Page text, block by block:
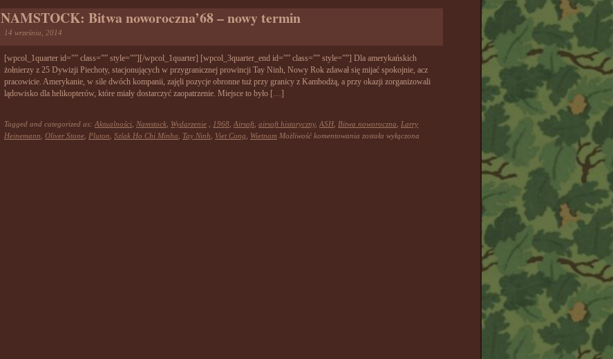
podsumowanie
NAMSTOCK: Bitwa noworoczna’68 – nowy termin
14 września, 2014
[wpcol_1quarter id=”” class=”” style=””][/wpcol_1quarter] [wpcol_3quarter_end id=”” class=”” style=””] Dla amerykańskich
żołnierzy z 25 Dywizji Piechoty, stacjonujących w przygranicznej prowincji Tay Ninh, Nowy Rok zdawał się mijać spokojnie, acz
pracowicie. Amerykanie, w sile dwóch kompanii, zajęli pozycje obronne tuż przy granicy z Kambodżą, a przy okazji zorganizowali
lądowisko dla helikopterów, które miały dostarczyć zaopatrzenie. Miejsce to było […]
Tagged and categorized as: Aktualności Namstock Wydarzenie 1968 Airsoft airsoft historyczny, ASH Bitwa noworoczna
Larry
Heinemann Oliver Stone Pluton Szlak Ho Chi Minha Tay Ninh Viet Cong Wietnam Możliwość komentowania NAMSTOCK:
została wyłączona